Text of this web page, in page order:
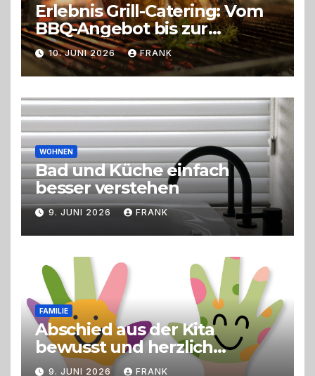
Erlebnis Grill-Catering: Vom
BBQ-Angebot bis zur
perfekten Eventorganisation
Trend zu Outdoor-Events,
Erlebnisgastronomie und
Live-Cooking
10. JUNI 2026 FRANK
WOHNEN
Bad und Küche einfach
besser verstehen
9. JUNI 2026 FRANK
FAMILIE
Abschied aus der Kita
bewusst und herzlich
gestalten
9. JUNI 2026 FRANK